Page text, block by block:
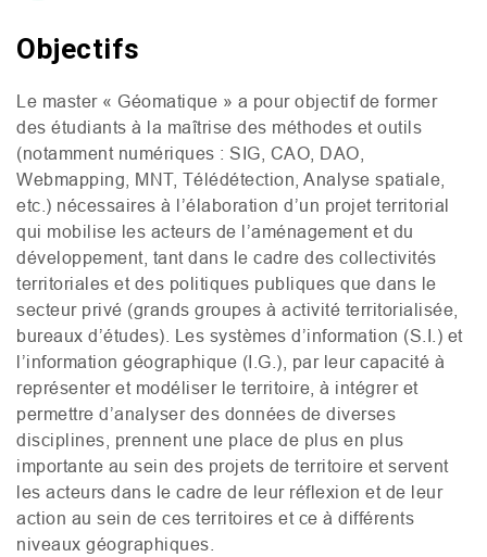
Objectifs
Le master « Géomatique » a pour objectif de former
des étudiants à la maîtrise des méthodes et outils
(notamment numériques : SIG CAO DAO
Webmapping, MNT, Télédétection, Analyse spatiale,
etc.) nécessaires à l’élaboration d’un projet territorial
qui mobilise les acteurs de l’aménagement et du
développement, tant dans le cadre des collectivités
territoriales et des politiques publiques que dans le
secteur privé (grands groupes à activité territorialisée,
bureaux d’études). Les systèmes d’information (S.I. ) et
l’information géographique (I.G. ), par leur capacité à
représenter et modéliser le territoire, à intégrer et
permettre d’analyser des données de diverses
disciplines, prennent une place de plus en plus
importante au sein des projets de territoire et servent
les acteurs dans le cadre de leur réflexion et de leur
action au sein de ces territoires et ce à différents
niveaux géographiques.